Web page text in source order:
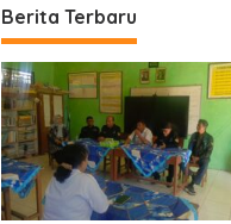
Berita Terbaru